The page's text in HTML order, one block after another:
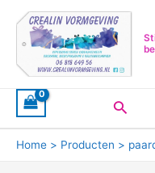
naar
inhoud
Zoeken
Home Producten
n
n